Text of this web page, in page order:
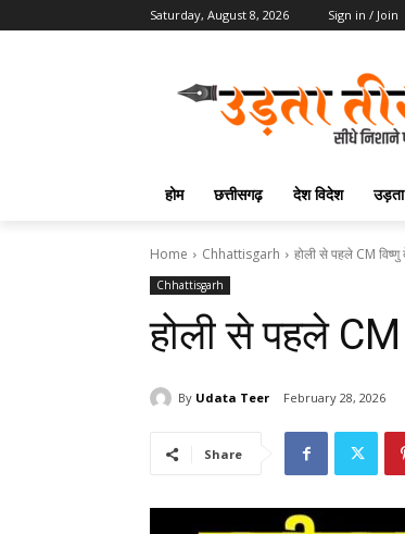
Saturday, August 8, 2026 Sign in / Join
होम छत्तीसगढ़ देश विदेश
Home Chhattisgarh होली से पहले CM विष्णु
Chhattisgarh
होली से पहले CM
By Udata Teer February 28, 2026
Share